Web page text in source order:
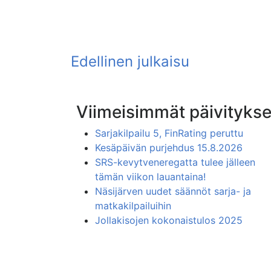
Viimeisimmät
Sarjakilpailu 5, FinRating peruttu
Kesäpäivän purjehdus 15.8.2026
SRS-kevytveneregatta tulee jälleen
tämän viikon lauantaina!
Näsijärven uudet säännöt sarja- ja
matkakilpailuihin
Jollakisojen kokonaistulos 2025